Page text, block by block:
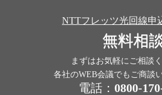
NTTフレッツ光回線申
無料相
まずはお気軽にご相談く
各社のWEB会議でもご商談
電話： 0800-